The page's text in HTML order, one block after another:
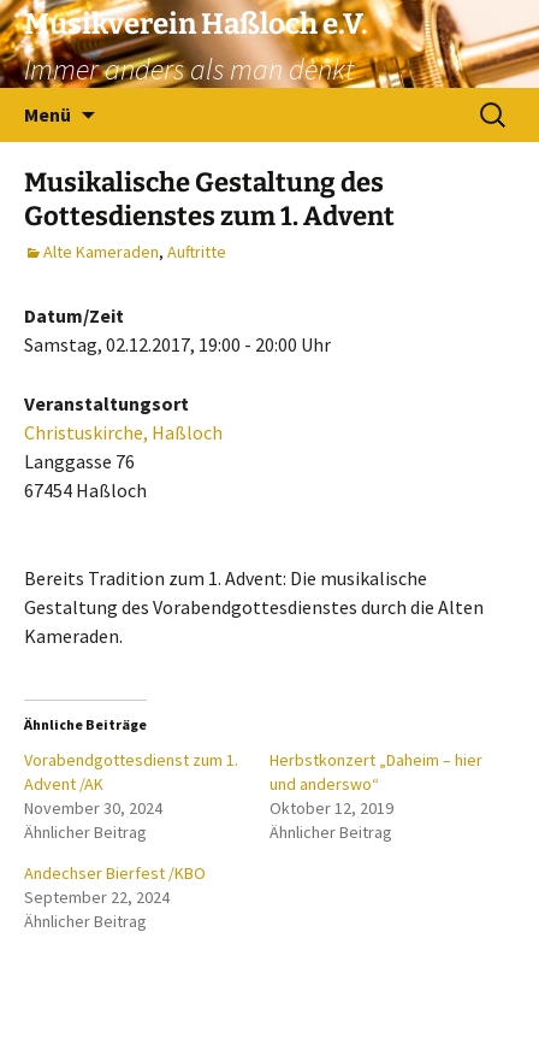
Zum
Inhalt
springen
Musikverein Haßloch e.V.
Immer anders als man denkt
Menü
Suchen
nach:
Musikalische Gestaltung des
Gottesdienstes zum 1. Advent
Alte Kameraden, Auftritte
Datum/Zeit
Samstag, 02.12.2017, 19:00 - 20:00 Uhr
Veranstaltungsort
Christuskirche, Haßloch
Langgasse 76
67454 Haßloch
Bereits Tradition zum 1. Advent: Die musikalische
Gestaltung des Vorabendgottesdienstes durch die Alten
Kameraden.
Ähnliche Beiträge
Vorabendgottesdienst zum 1.
Advent /AK
November 30, 2024
Ähnlicher Beitrag
Herbstkonzert „Daheim – hier
und anderswo“
Oktober 12, 2019
Ähnlicher Beitrag
Andechser Bierfest /KBO
September 22, 2024
Ähnlicher Beitrag